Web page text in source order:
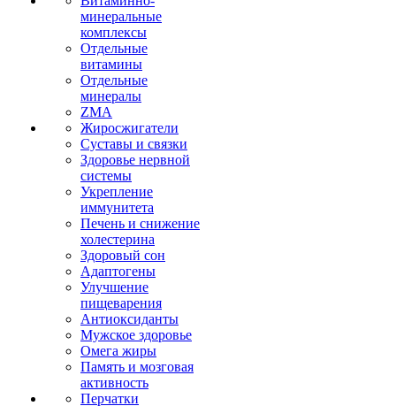
минеральные
комплексы
Отдельные
витамины
Отдельные
минералы
ZMA
Жиросжигатели
Суставы и связки
Здоровье нервной
системы
Укрепление
иммунитета
Печень и снижение
холестерина
Здоровый сон
Адаптогены
Улучшение
пищеварения
Антиоксиданты
Мужское здоровье
Омега жиры
Память и мозговая
активность
Перчатки